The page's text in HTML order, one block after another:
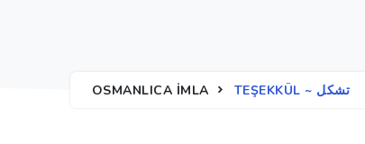
OSMANLICA İMLA TEŞEKKÜL ~ تشكل